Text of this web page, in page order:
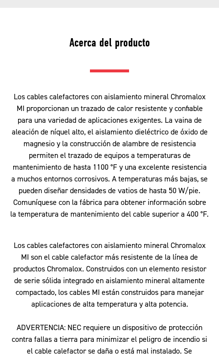
Acerca del producto
Los cables calefactores con aislamiento mineral Chromalox
MI proporcionan un trazado de calor resistente y confiable
para una variedad de aplicaciones exigentes. La vaina de
aleación de níquel alto, el aislamiento dieléctrico de óxido de
magnesio y la construcción de alambre de resistencia
permiten el trazado de equipos a temperaturas de
mantenimiento de hasta 1100 °F y una excelente resistencia
a muchos entornos corrosivos. A temperaturas más bajas, se
pueden diseñar densidades de vatios de hasta 50 W/pie.
Comuníquese con la fábrica para obtener información sobre
la temperatura de mantenimiento del cable superior a 400 °F.
Los cables calefactores con aislamiento mineral Chromalox
MI son el cable calefactor más resistente de la línea de
productos Chromalox. Construidos con un elemento resistor
de serie sólida integrado en aislamiento mineral altamente
compactado, los cables MI están construidos para manejar
aplicaciones de alta temperatura y alta potencia.
ADVERTENCIA: NEC requiere un dispositivo de protección
contra fallas a tierra para minimizar el peligro de incendio si
el cable calefactor se daña o está mal instalado. Se